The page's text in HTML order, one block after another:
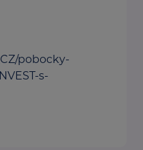
pobocky-
s-